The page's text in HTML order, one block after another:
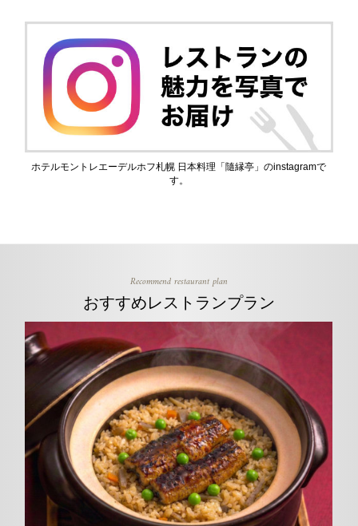
ホテルモントレエーデルホフ札幌 日本料理「隨縁亭」のinstagramで
す。
Recommend restaurant plan
おすすめレストランプラン
new